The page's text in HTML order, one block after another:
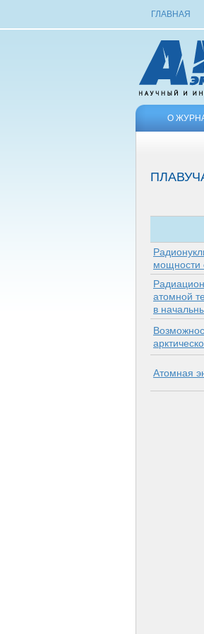
ГЛАВНАЯ
О
мощности
атомной
в
Атомная